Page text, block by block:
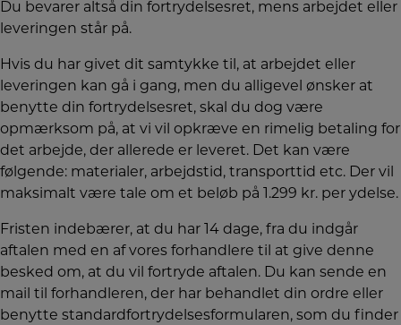
Du bevarer altså din fortrydelsesret, mens arbejdet eller
leveringen står på.
Hvis du har givet dit samtykke til, at arbejdet eller
leveringen kan gå i gang, men du alligevel ønsker at
benytte din fortrydelsesret, skal du dog være
opmærksom på, at vi vil opkræve en rimelig betaling for
det arbejde, der allerede er leveret. Det kan være
følgende: materialer, arbejdstid, transporttid etc. Der vil
maksimalt være tale om et beløb på 1.299 kr. per ydelse.
Fristen indebærer, at du har 14 dage, fra du indgår
aftalen med en af vores forhandlere til at give denne
besked om, at du vil fortryde aftalen. Du kan sende en
mail til forhandleren, der har behandlet din ordre eller
benytte standardfortrydelsesformularen, som du finder